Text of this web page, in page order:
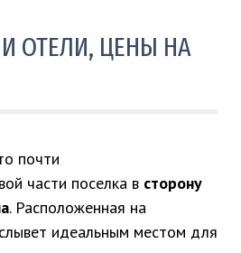
ОТЕЛИ, ЦЕНЫ НА
почти
части поселка в сторону
. Расположенная на
идеальным местом для